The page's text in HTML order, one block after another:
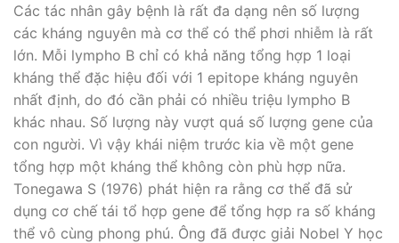
Các tác nhân gây bệnh là rất đa dạng nên số lượng
các kháng nguyên mà cơ thể có thể phơi nhiễm là rất
lớn. Mỗi lympho B chỉ có khả năng tổng hợp 1 loại
kháng thể đặc hiệu đối với 1 epitope kháng nguyên
nhất định, do đó cần phải có nhiều triệu lympho B
khác nhau. Số lượng này vượt quá số lượng gene của
con người. Vì vậy khái niệm trước kia về một gene
tổng hợp một kháng thể không còn phù hợp nữa.
Tonegawa S (1976) phát hiện ra rằng cơ thể đã sử
dụng cơ chế tái tổ hợp gene để tổng hợp ra số kháng
thể vô cùng phong phú. Ông đã được giải Nobel Y học